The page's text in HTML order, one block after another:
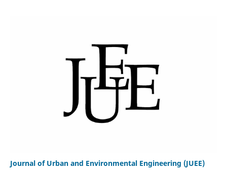
Journal of Urban and Environmental Engineering (JUEE)